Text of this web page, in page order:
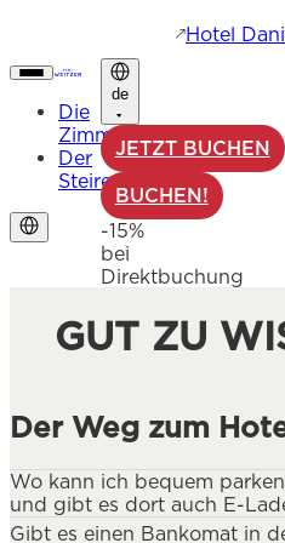
Hotel
Die
Zimmer
Der
Steirer
de
JETZT BUCHEN
BUCHEN!
-15%
bei
Direktbuchung
GUT ZU
Der Weg zum
Wo kann ich bequem
und gibt es dort auch E-
Gibt es einen Bankomat in